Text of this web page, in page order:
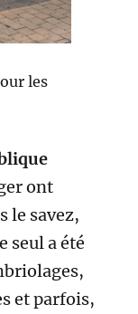
ont
le savez,
seul a été
et parfois,